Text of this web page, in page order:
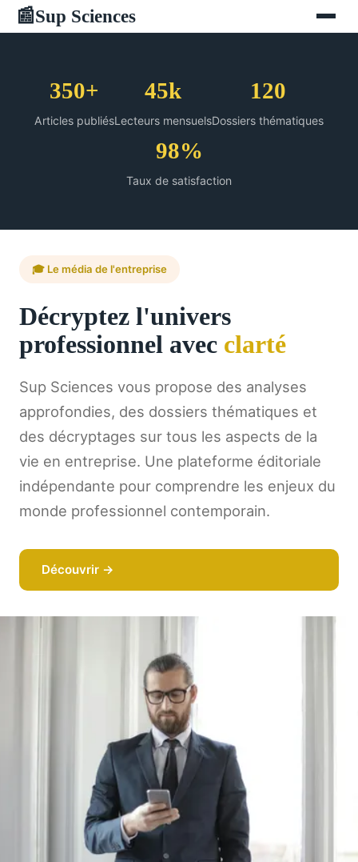
📰Sup Sciences
350+
Articles publiés
45k
Lecteurs mensuels
120
Dossiers thématiques
98%
Taux de satisfaction
🎓 Le média de l'entreprise
Décryptez l'univers
professionnel avec clarté
Sup Sciences vous propose des analyses
approfondies, des dossiers thématiques et
des décryptages sur tous les aspects de la
vie en entreprise. Une plateforme éditoriale
indépendante pour comprendre les enjeux du
monde professionnel contemporain.
Découvrir →